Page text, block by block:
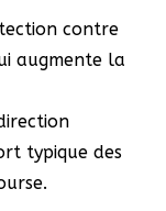
contre
augmente la
typique des